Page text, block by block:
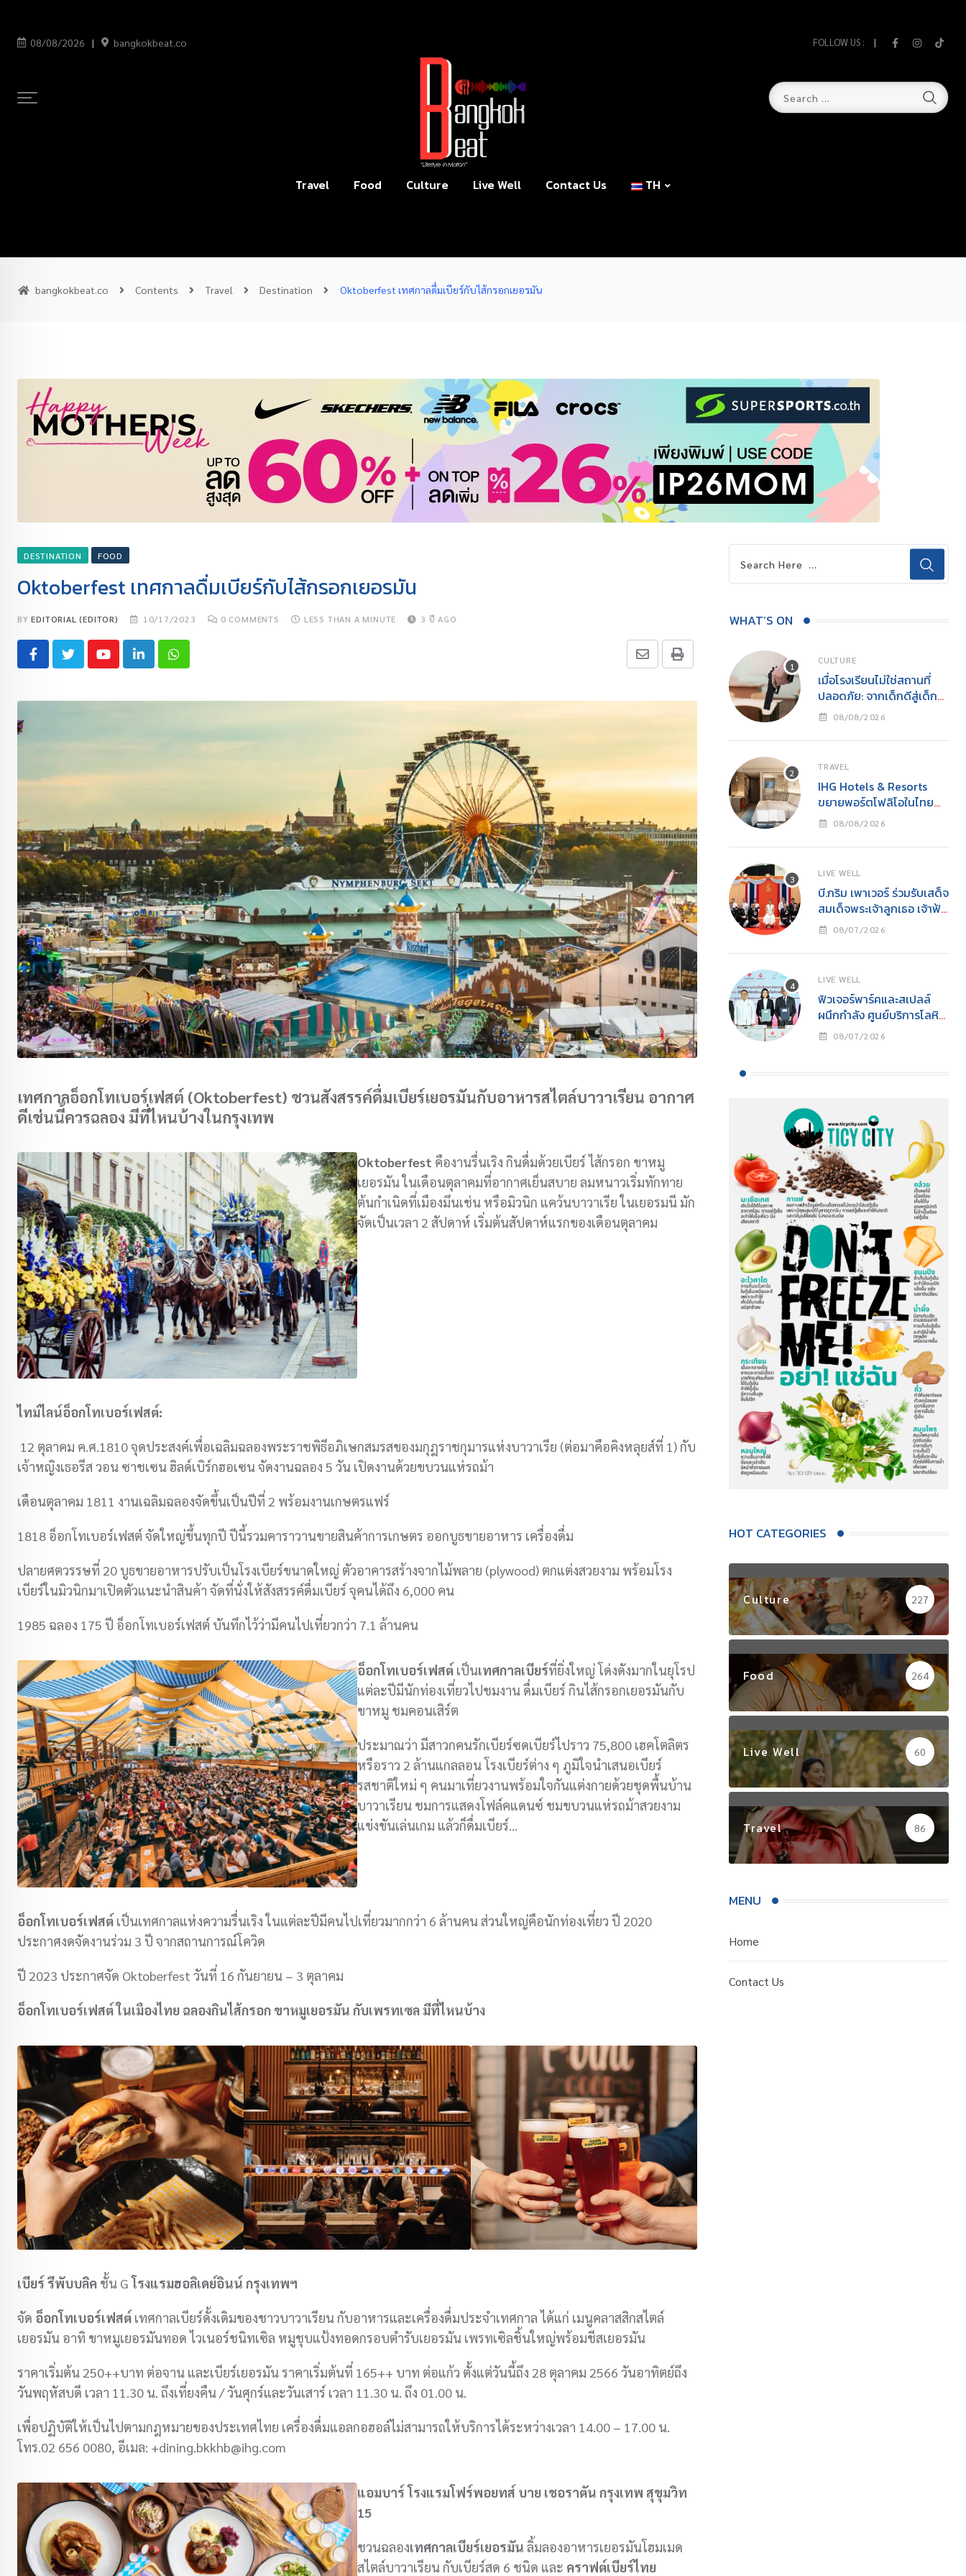
08/08/2026 bangkokbeat.co FOLLOW US :
Travel Food Culture Live Well Contact Us TH
bangkokbeat.co Contents Travel Destination Oktoberfest เทศกาลดื่มเบียร์กับไส้กรอกเยอรมัน
DESTINATION FOOD
Oktoberfest เทศกาลดื่มเบียร์กับไส้กรอกเยอรมัน
BYEDITORIAL (EDITOR) 10/17/2023 0 COMMENTS LESS THAN A MINUTE 3 ปี AGO
เทศกาลอ็อกโทเบอร์เฟสต์ (Oktoberfest) ชวนสังสรรค์ดื่มเบียร์เยอรมันกับอาหารสไตล์บาวาเรียน อากาศ
ดีเช่นนี้ควรฉลอง มีที่ไหนบ้างในกรุงเทพ
Oktoberfest คืองานรื่นเริง กินดื่มด้วยเบียร์ ไส้กรอก ขาหมู
เยอรมัน ในเดือนตุลาคมที่อากาศเย็นสบาย ลมหนาวเริ่มทักทาย
ต้นกำเนิดที่เมืองมึนเช่น หรือมิวนิก แคว้นบาวาเรีย ในเยอรมนี มัก
จัดเป็นเวลา 2 สัปดาห์ เริ่มต้นสัปดาห์แรกของเดือนตุลาคม
ไทม์ไลน์อ็อกโทเบอร์เฟสต์:
12 ตุลาคม ค.ศ.1810 จุดประสงค์เพื่อเฉลิมฉลองพระราชพิธีอภิเษกสมรสของมกุฎราชกุมารแห่งบาวาเรีย (ต่อมาคือคิงหลุยส์ที่ 1) กับ
เจ้าหญิงเธอรีส วอน ซาชเซน ฮิลด์เบิร์กฮอเซน จัดงานฉลอง 5 วัน เปิดงานด้วยขบวนแห่รถม้า
เดือนตุลาคม 1811 งานเฉลิมฉลองจัดขึ้นเป็นปีที่ 2 พร้อมงานเกษตรแฟร์
1818 อ็อกโทเบอร์เฟสต์ จัดใหญ่ขึ้นทุกปี ปีนี้รวมคาราวานขายสินค้าการเกษตร ออกบูธขายอาหาร เครื่องดื่ม
ปลายศตวรรษที่ 20 บูธขายอาหารปรับเป็นโรงเบียร์ขนาดใหญ่ ตัวอาคารสร้างจากไม้พลาย (plywood) ตกแต่งสวยงาม พร้อมโรง
เบียร์ในมิวนิกมาเปิดตัวแนะนำสินค้า จัดที่นั่งให้สังสรรค์ดื่มเบียร์ จุคนได้ถึง 6,000 คน
1985 ฉลอง 175 ปี อ็อกโทเบอร์เฟสต์ บันทึกไว้ว่ามีคนไปเที่ยวกว่า 7.1 ล้านคน
อ็อกโทเบอร์เฟสต์ เป็นเทศกาลเบียร์ที่ยิ่งใหญ่ โด่งดังมากในยุโรป
แต่ละปีมีนักท่องเที่ยวไปชมงาน ดื่มเบียร์ กินไส้กรอกเยอรมันกับ
ขาหมู ชมคอนเสิร์ต
ประมาณว่า มีสาวกคนรักเบียร์ซดเบียร์ไปราว 75,800 เฮคโตลิตร
หรือราว 2 ล้านแกลลอน โรงเบียร์ต่าง ๆ ภูมิใจนำเสนอเบียร์
รสชาติใหม่ ๆ คนมาเที่ยวงานพร้อมใจกันแต่งกายด้วยชุดพื้นบ้าน
บาวาเรียน ชมการแสดงโฟล์คแดนซ์ ชมขบวนแห่รถม้าสวยงาม
แข่งขันเล่นเกม แล้วก็ดื่มเบียร์…
อ็อกโทเบอร์เฟสต์ เป็นเทศกาลแห่งความรื่นเริง ในแต่ละปีมีคนไปเที่ยวมากกว่า 6 ล้านคน ส่วนใหญ่คือนักท่องเที่ยว ปี 2020
ประกาศงดจัดงานร่วม 3 ปี จากสถานการณ์โควิด
ปี 2023 ประกาศจัด Oktoberfest วันที่ 16 กันยายน – 3 ตุลาคม
อ็อกโทเบอร์เฟสต์ ในเมืองไทย ฉลองกินไส้กรอก ขาหมูเยอรมัน กับเพรทเซล มีที่ไหนบ้าง
เบียร์ รีพับบลิค ชั้น Gโรงแรมฮอลิเดย์อินน์ กรุงเทพฯ
จัด อ็อกโทเบอร์เฟสต์ เทศกาลเบียร์ดั้งเดิมของชาวบาวาเรียน กับอาหารและเครื่องดื่มประจำเทศกาล ได้แก่ เมนูคลาสสิกสไตล์
เยอรมัน อาทิ ขาหมูเยอรมันทอด ไวเนอร์ชนิทเซิล หมูชุบแป้งทอดกรอบตำรับเยอรมัน เพรทเซิลชิ้นใหญ่พร้อมชีสเยอรมัน
ราคาเริ่มต้น 250++บาท ต่อจาน และเบียร์เยอรมัน ราคาเริ่มต้นที่ 165++ บาท ต่อแก้ว ตั้งแต่วันนี้ถึง 28 ตุลาคม 2566 วันอาทิตย์ถึง
วันพฤหัสบดี เวลา 11.30 น. ถึงเที่ยงคืน / วันศุกร์และวันเสาร์ เวลา 11.30 น. ถึง 01.00 น.
เพื่อปฏิบัติให้เป็นไปตามกฎหมายของประเทศไทย เครื่องดื่มแอลกอฮอล์ไม่สามารถให้บริการได้ระหว่างเวลา 14.00 – 17.00 น.
โทร.02 656 0080, อีเมล: +dining.bkkhb@ihg.com
แอมบาร์ โรงแรมโฟร์พอยทส์ บาย เชอราตัน กรุงเทพ สุขุมวิท
15
ชวนฉลองเทศกาลเบียร์เยอรมัน ลิ้มลองอาหารเยอรมันโฮมเมด
สไตล์บาวาเรียน กับเบียร์สด 6 ชนิด และ คราฟต์เบียร์ไทย
WHAT’S ON
CULTURE
เมื่อโรงเรียนไม่ใช่สถานที่
ปลอดภัย: จากเด็กดีสู่เด็ก
เลว และโศกนาฏกรรมกราด
08/08/2026
TRAVEL
IHG Hotels & Resorts
ขยายพอร์ตโฟลิโอในไทย
เปิดตัว Holiday Inn
08/08/2026
LIVE WELL
บี.กริม เพาเวอร์ ร่วมรับเสด็จ
สมเด็จพระเจ้าลูกเธอ เจ้าฟ้า
สิริวัณณวรี นารีรัตนราช
รักษ์ทะเล SEA THE
อนุรักษ์ทะเลแห่งปีเพื่อการ
อนุรักษ์ทรัพยากรทางทะเล
อย่างยั่งยืน
08/07/2026
LIVE WELL
ฟิวเจอร์พาร์คและสเปลล์
ผนึกกำลัง ศูนย์บริการโลหิต
แห่งชาติ สภากาชาดไทย
แห่งแรกในศูนย์การค้า
เดินหน้าสร้างสังคมแห่งการ
ให้
08/07/2026
HOT CATEGORIES
Culture 227
Food 264
Live Well 60
Travel 86
MENU
Home
Contact Us